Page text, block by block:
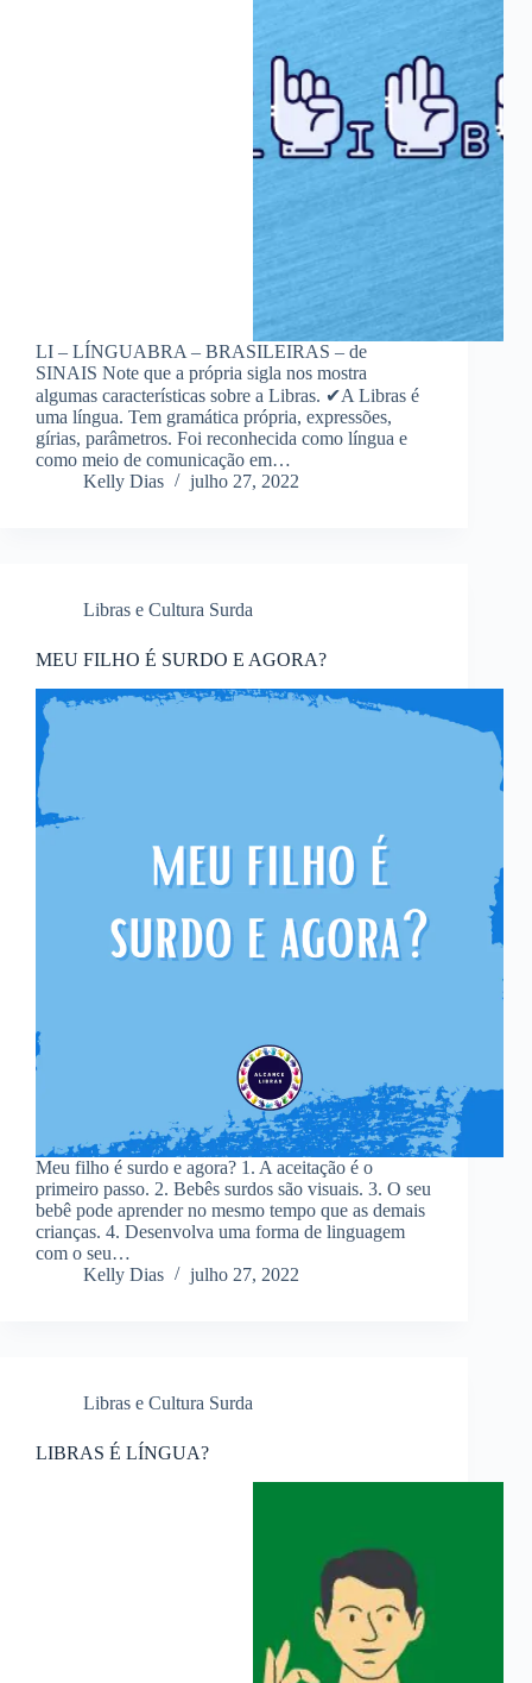
LI – LÍNGUABRA – BRASILEIRAS – de
SINAIS Note que a própria sigla nos mostra
algumas características sobre a Libras. ✔A Libras é
uma língua. Tem gramática própria, expressões,
gírias, parâmetros. Foi reconhecida como língua e
como meio de comunicação em…
Kelly Dias
julho 27, 2022
Libras e Cultura Surda
MEU FILHO É SURDO E AGORA?
Meu filho é surdo e agora? 1. A aceitação é o
primeiro passo. 2. Bebês surdos são visuais. 3. O seu
bebê pode aprender no mesmo tempo que as demais
crianças. 4. Desenvolva uma forma de linguagem
com o seu…
Kelly Dias
julho 27, 2022
Libras e Cultura Surda
LIBRAS É LÍNGUA?